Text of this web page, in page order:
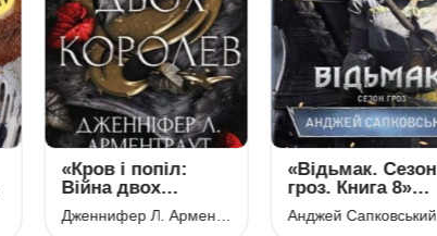
«Кров і попіл:
Війна двох
королев. Книга 4»
Дженнифер Л.
«Відьмак. Сезон
гроз. Книга 8»
Анджей
Сапковський
Анджей Сапковський